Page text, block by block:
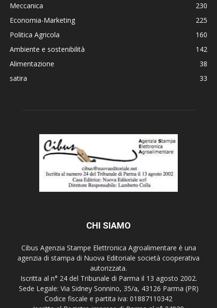
Meccanica
230
Economia-Marketing
225
Politica Agricola
160
Ambiente e sostenibilità
142
Alimentazione
38
satira
33
CHI SIAMO
Cibus Agenzia Stampe Elettronica Agroalimentare è una
agenzia di stampa di Nuova Editoriale società cooperativa
autorizzata.
Iscritta al n° 24 del Tribunale di Parma il 13 agosto 2002.
Sede Legale: Via Sidney Sonnino, 35/a, 43126 Parma (PR)
Codice fiscale e partita iva: 01887110342